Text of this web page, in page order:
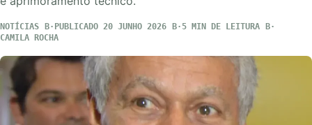
NOTÍCIAS PUBLICADO 20 JUNHO 2026
5 MIN DE LEITURA
CAMILA ROCHA